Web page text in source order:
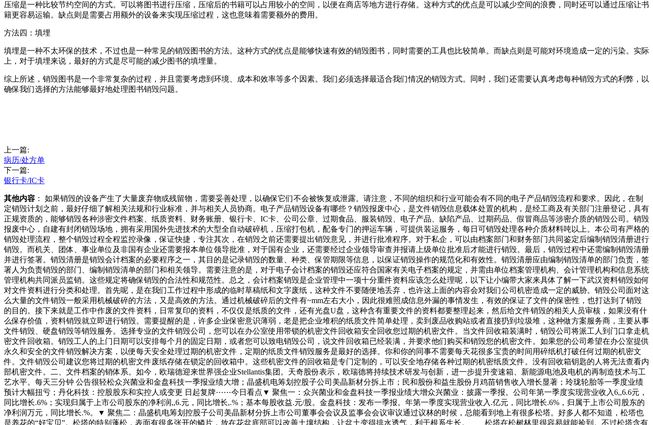
压缩是一种比较节约空间的方式。可以将图书进行压缩，压缩后的书籍可以占用较小的空间，以便在商店等地方进行存储。这种方式的优点是可以减少空间的浪费，同时还可以通过压缩让书
籍更容易运输。缺点则是需要占用额外的设备来实现压缩过程，这也意味着需要额外的费用。
方法四：填埋
填埋是一种不太环保的技术，不过也是一种常见的销毁图书的方法。这种方式的优点是能够快速有效的销毁图书，同时需要的工具也比较简单。而缺点则是可能对环境造成一定的污染。实际
上，对于填埋来说，最好的方式是尽可能的减少图书的填埋量。
综上所述，销毁图书是一个非常复杂的过程，并且需要考虑到环境、成本和效率等多个因素。我们必须选择最适合我们情况的销毁方式。同时，我们还需要认真考虑每种销毁方式的利弊，以
确保我们选择的方法能够最好地处理图书销毁问题。
上一篇:
病历/处方单
下一篇:
银行卡/IC卡
其他内容 ： 如果销毁的设备产生了大量废弃物或残留物，需要妥善处理，以确保它们不会被恢复或泄露。请注意，不同的组织和行业可能会有不同的电子产品销毁流程和要求。因此，在制
定销毁计划之前，最好仔细了解相关法规和行业标准，并与相关人员协商。电子产品销毁设备有哪些？销毁报废中心，是文件销毁信息载体处置的机构，是经工商及有关部门注册登记，具有
正规资质的，能够销毁各种涉密文件档案、纸质资料、财务账册、银行卡、IC卡、公司公章、过期食品、服装销毁、电子产品、缺陷产品、过期药品、假冒商品等涉密介质的销毁公司。销毁
报废中心，自建有封闭销毁场地，拥有采用国外先进技术的大型全自动破碎机，压缩打包机，配备专门的押运车辆，可提供装运服务，每日可销毁处理各种介质材料吨以上。本公司有严格的
销毁处理流程，整个销毁过程全程监控录像，保证快捷，专注其次，在销毁之前还需要提出销毁意见，并进行批准程序。对于私企，可以由档案部门和财务部门共同鉴定后编制销毁清册进行
销毁。而机关、团体、事业单位及非国有企业还需要报本单位领导批准，对于国有企业，还需要经过企业领导审查并报请上级单位批准后才能进行销毁。最后，销毁过程中还需编制销毁清册
并进行签署。销毁清册是销毁会计档案的必要程序之一，其目的是记录销毁的数量、种类、保管期限等信息，以保证销毁操作的规范化和有效性。销毁清册应由编制销毁清单的部门负责，签
署人为负责销毁的部门、编制销毁清单的部门和相关领导。需要注意的是，对于电子会计档案的销毁还应符合国家有关电子档案的规定，并需由单位档案管理机构、会计管理机构和信息系统
管理机构共同派员监销。这些规定将确保销毁的合法性和规范性。总之，会计档案销毁是企业管理中一项十分重件资料应该怎么处理呢，以下让小编带大家来具体了解一下武汉资料销毁如何
对文件资料进行分类和处理。首先呢，是在我们工作过程中形成的临时草稿纸和文字废纸，这种文件不要随便地丢弃，也许这上面的内容会对我们公司机密造成一定的威胁。销毁公司面对这
么大量的文件销毁一般采用机械破碎的方法，又是高效的方法。通过机械破碎后的文件有~mm左右大小，因此很难照成信息外漏的事情发生，有效的保证了文件的保密性，也打达到了销毁
的目的。接下来就是工作中作废的文件资料，日常复印的资料，不仅仅是纸质的文件，还有光盘U盘，这种含有重要文件的资料都要整理起来，然后给文件销毁的相关人员审核，如果没有什
么保存价值，资料销毁就立即进行销毁。需要提醒的是，许多企业保密意识薄弱，老是把企业堆积的纸质文件简单处理，卖到废品收购站或者直接扔到垃圾堆，这种做方案服务商，主要从事
文件销毁、硬盘销毁等销毁服务。选择专业的文件销毁公司，您可以在办公室使用带锁的机密文件回收箱安全回收您过期的机密文件。当文件回收箱装满时，销毁公司将派工人到门口拿走机
密文件回收箱。销毁工人的上门日期可以安排每个月的固定日期，或者您可以致电销毁公司，说文件回收箱已经装满，并要求他们购买和销毁您的机密文件。如果您的公司希望在办公室提供
永久和安全的文件销毁解决方案，以便每天安全处理过期的机密文件，定期的纸质文件销毁服务是最好的选择。你和你的同事不需要每天花很多宝贵的时间用碎纸机打破任何过期的机密文
件。文件销毁公司建议您将过期的机密文件废纸存储在锁定的回收箱中。这些机密文件的回收箱是专门定制的，可以安全地存储各种过期的机密纸质文件。没有回收箱钥匙的人将无法查看内
部机密文件。二、文件档案的销体系。如今，欧瑞德迎来世界强企业Stellantis集团。天奇股份表示，欧瑞德将持续技术研发与创新，进一步提升变速箱、新能源电池及电机的再制造技术与工
艺水平。每天三分钟 公告很轻松众兴菌业和金盘科技一季报业绩大增；晶盛机电筹划控股子公司美晶新材分拆上市；民和股份和益生股份月鸡苗销售收入增长显著；玲珑轮胎等一季度业绩
预计大幅扭亏；丹化科技：控股股东和实控人或变更 日起复牌⋯⋯今日看点▼ 聚焦一：众兴菌业和金盘科技一季报业绩大增众兴菌业：披露一季报。公司年第一季度实现营业收入6,,6.6元，
同比增长.6%；实现归属于上市公司股东的净利润,,6.元，同比增长,.%；基本每股收益.元/股。金盘科技：发布一季报。年第一季度实现营业收入.亿元，同比增长.6%，归属于上市公司股东的
净利润万元，同比增长.%。▼ 聚焦二：晶盛机电筹划控股子公司美晶新材分拆上市公司董事会会议及监事会会议审议通过议林的时候，总能看到地上有很多松塔。好多人都不知道，松塔也
是养花的“好宝贝”。松塔的特别蓬松，表面有很多张开的鳞片，放在花盆底部可以改善土壤结构，让盆土变得排水透气，利于根系生长。 松塔在松树林里很容易就能捡到。不过松塔含有